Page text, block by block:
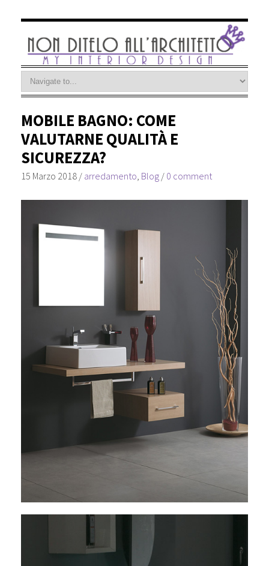
MOBILE BAGNO: COME
VALUTARNE QUALITÀ E
SICUREZZA?
15 Marzo 2018/ arredamento Blog/ 0 comment